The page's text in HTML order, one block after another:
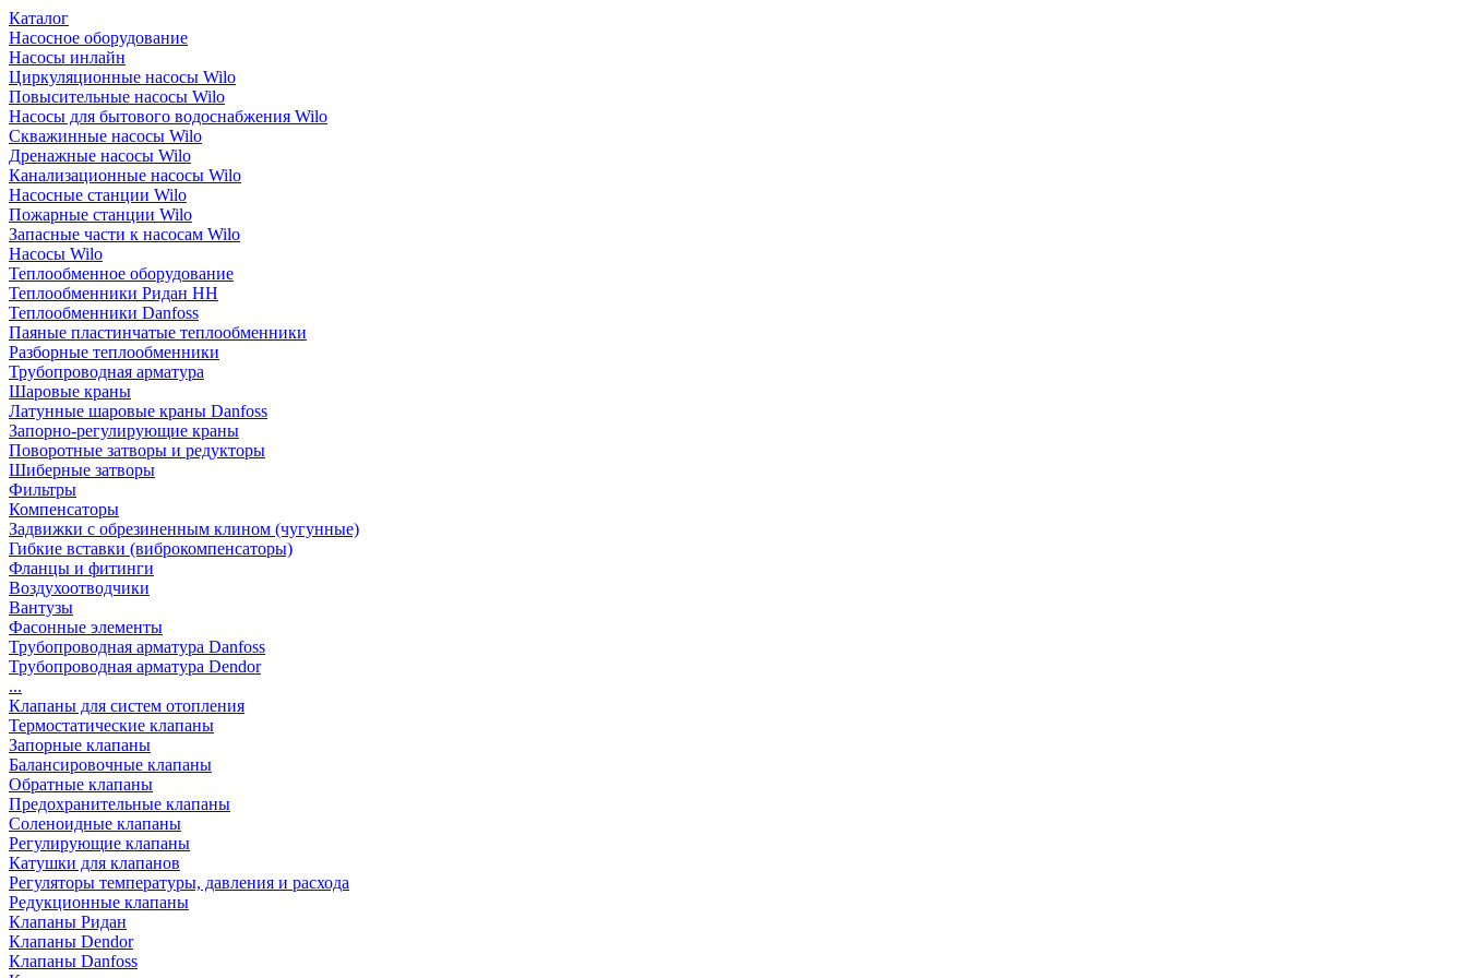
Каталог
Насосное оборудование
Насосы инлайн
Циркуляционные насосы Wilo
Повысительные насосы Wilo
Насосы для бытового водоснабжения Wilo
Скважинные насосы Wilo
Дренажные насосы Wilo
Канализационные насосы Wilo
Насосные станции Wilo
Пожарные станции Wilo
Запасные части к насосам Wilo
Насосы Wilo
Теплообменное оборудование
Теплообменники Ридан НН
Теплообменники Danfoss
Паяные пластинчатые теплообменники
Разборные теплообменники
Трубопроводная арматура
Шаровые краны
Латунные шаровые краны Danfoss
Запорно-регулирующие краны
Поворотные затворы и редукторы
Шиберные затворы
Фильтры
Компенсаторы
Задвижки с обрезиненным клином (чугунные)
Гибкие вставки (виброкомпенсаторы)
Фланцы и фитинги
Воздухоотводчики
Вантузы
Фасонные элементы
Трубопроводная арматура Danfoss
Трубопроводная арматура Dendor
...
Клапаны для систем отопления
Термостатические клапаны
Запорные клапаны
Балансировочные клапаны
Обратные клапаны
Предохранительные клапаны
Соленоидные клапаны
Регулирующие клапаны
Катушки для клапанов
Регуляторы температуры, давления и расхода
Редукционные клапаны
Клапаны Ридан
Клапаны Dendor
Клапаны Danfoss